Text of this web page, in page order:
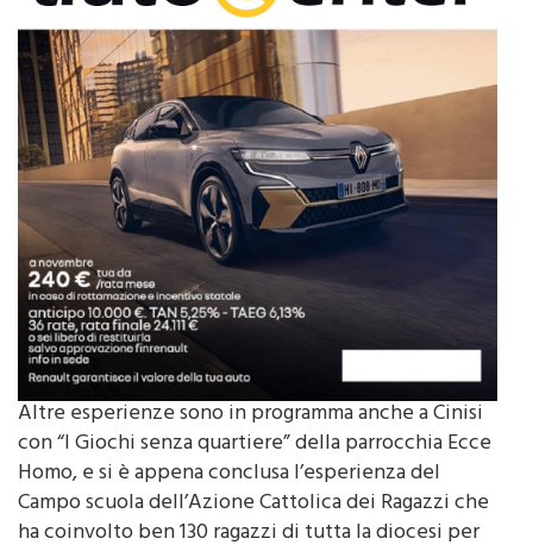
Altre esperienze sono in programma anche a Cinisi
con “I Giochi senza quartiere” della parrocchia Ecce
Homo, e si è appena conclusa l’esperienza del
Campo scuola dell’Azione Cattolica dei Ragazzi che